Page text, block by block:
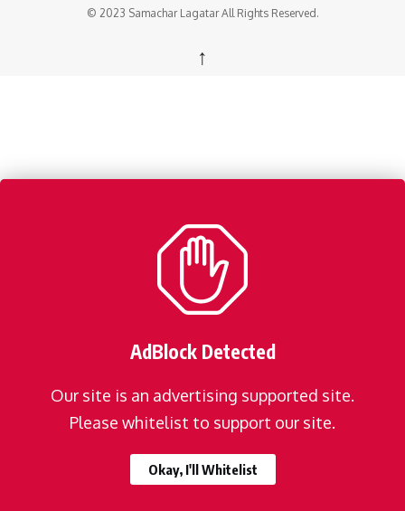
© 2023 Samachar Lagatar All Rights Reserved.
↑
AdBlock Detected
Our site is an advertising supported site.
Please whitelist to support our site.
Okay, I'll Whitelist